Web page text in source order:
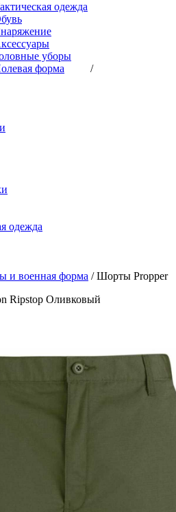
одежда
уборы
форма
/
одежда
и военная форма /Шорты Propper
Ripstop Оливковый